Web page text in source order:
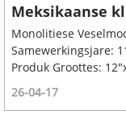
Meksikaanse
Monolitiese
Samewerkingsjare:
Produk Groottes:
26-04-17